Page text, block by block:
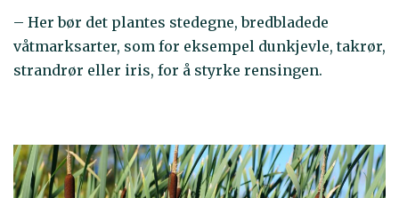
– Her bør det plantes stedegne, bredbladede
våtmarksarter, som for eksempel dunkjevle, takrør,
strandrør eller iris, for å styrke rensingen.